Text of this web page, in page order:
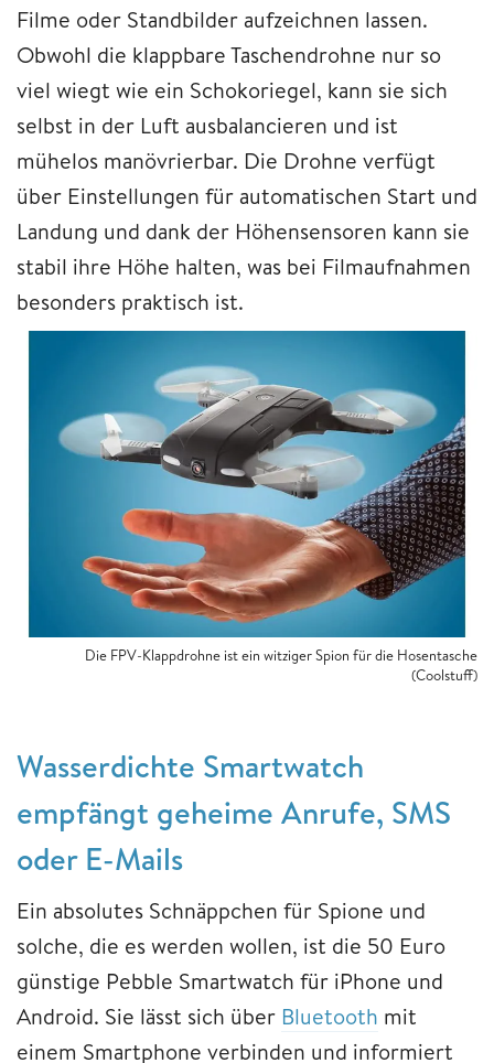
Filme oder Standbilder aufzeichnen lassen.
Obwohl die klappbare Taschendrohne nur so
viel wiegt wie ein Schokoriegel, kann sie sich
selbst in der Luft ausbalancieren und ist
mühelos manövrierbar. Die Drohne verfügt
über Einstellungen für automatischen Start und
Landung und dank der Höhensensoren kann sie
stabil ihre Höhe halten, was bei Filmaufnahmen
besonders praktisch ist.
Die FPV-Klappdrohne ist ein witziger Spion für die Hosentasche
(Coolstuff)
Wasserdichte Smartwatch
empfängt geheime Anrufe, SMS
oder E-Mails
Ein absolutes Schnäppchen für Spione und
solche, die es werden wollen, ist die 50 Euro
günstige Pebble Smartwatch für iPhone und
Android. Sie lässt sich über Bluetooth mit
einem Smartphone verbinden und informiert